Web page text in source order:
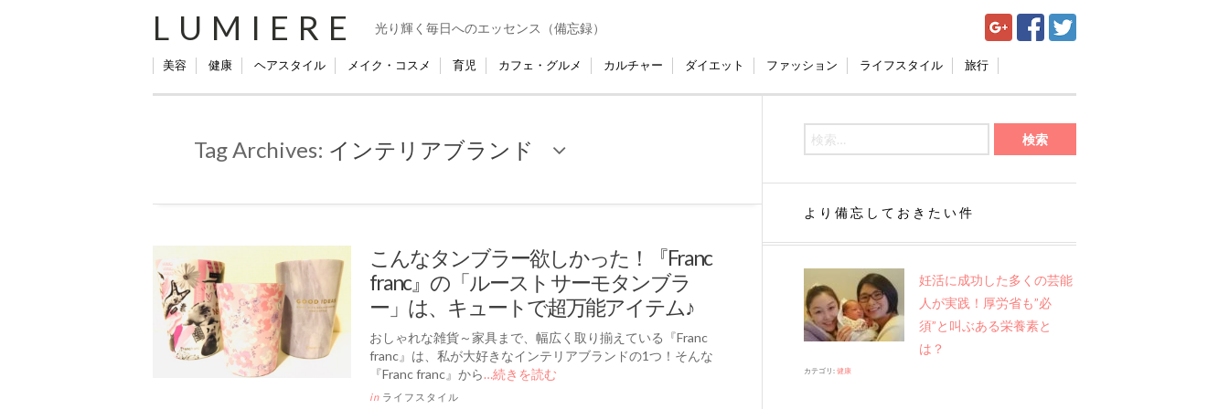
LUMIERE 光り輝く毎日へのエッセンス（備忘録）
美容 健康 ヘアスタイル メイク・コスメ 育児 カフェ・グルメ カルチャー ダイエット ファッション ライフスタイル 旅行
Tag Archives: インテリアブランド
こんなタンブラー欲しかった！『Franc
franc』の「ルースト サーモタンブラ
ー」は、キュートで超万能アイテム♪
おしゃれな雑貨～家具まで、幅広く取り揃えている『Franc
franc』は、私が大好きなインテリアブランドの1つ！そんな
『Franc franc』から…続きを読む
in ライフスタイル
より備忘しておきたい件
妊活に成功した多くの芸能
人が実践！厚労省も”必
須”と叫ぶある栄養素と
は？
カテゴリ: 健康